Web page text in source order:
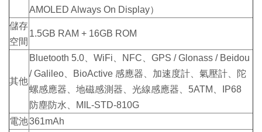
AMOLED Always On Display）
儲存
空間
1.5GB RAM + 16GB ROM
其他
Bluetooth 5.0、WiFi、NFC、GPS / Glonass / Beidou
/ Galileo、BioActive 感應器、加速度計、氣壓計、陀
螺感應器、地磁感測器、光線感應器、5ATM、IP68
防塵防水、MIL-STD-810G
電池361mAh